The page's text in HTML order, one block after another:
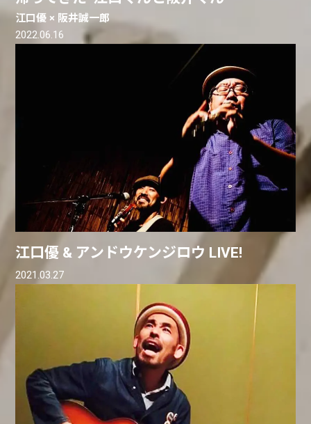
江口優 × 阪井誠一郎
2022.06.16
江口優 & アンドウケンジロウ LIVE!
2021.03.27